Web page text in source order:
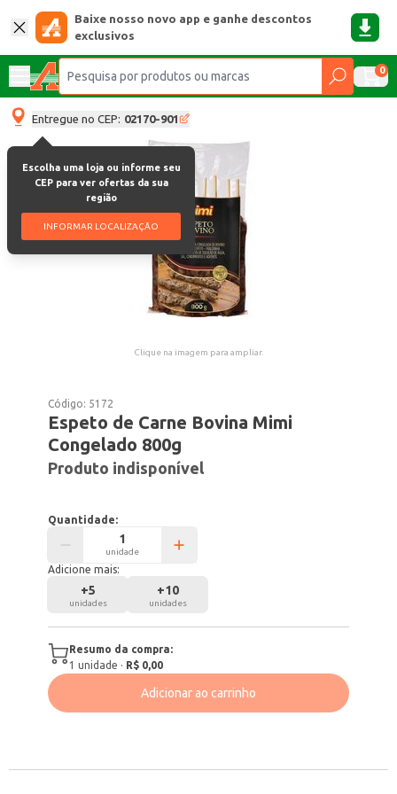
Baixe nosso novo app e ganhe descontos
exclusivos
0
Entregue no CEP: 02170-901
Escolha uma loja ou informe seu
CEP para ver ofertas da sua
região
INFORMAR LOCALIZAÇÃO
Clique na imagem para ampliar.
Código: 5172
Espeto de Carne Bovina Mimi
Congelado 800g
Produto indisponível
Quantidade:
unidade
Adicione mais:
+5
unidades
+10
unidades
Resumo da compra:
1 unidade · R$ 0,00
Adicionar ao carrinho